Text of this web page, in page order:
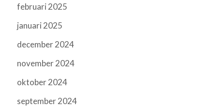
februari 2025
januari 2025
december 2024
november 2024
oktober 2024
september 2024